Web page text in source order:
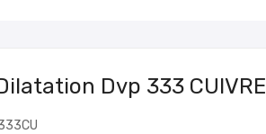
Dvp 333 CUIVRE